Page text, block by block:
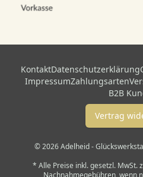
KontaktDatenschutzerklärung
ImpressumZahlungsarten
B2B
Vertrag
© 2026 Adelheid -
* Alle Preise inkl. gesetzl. MwSt.